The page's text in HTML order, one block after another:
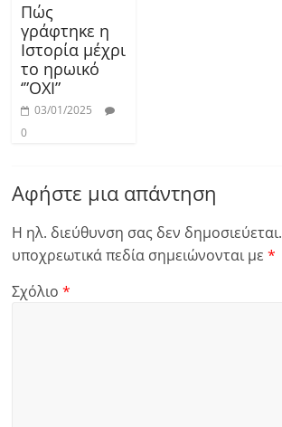
Πώς
γράφτηκε η
Ιστορία μέχρι
το ηρωικό
‘”ΟΧΙ”
03/01/2025
0
Αφήστε μια απάντηση
Η ηλ. διεύθυνση σας δεν δημοσιεύεται.
υποχρεωτικά πεδία σημειώνονται με*
Σχόλιο*